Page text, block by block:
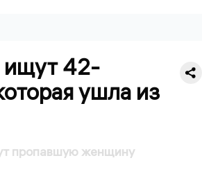
ищут 42-
ушла из
пропавшую женщину